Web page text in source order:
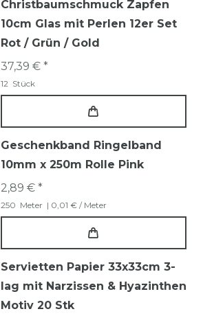
Christbaumschmuck Zapfen
10cm Glas mit Perlen 12er Set
Rot / Grün / Gold
37,39 € *
12 Stück
Geschenkband Ringelband
10mm x 250m Rolle Pink
2,89 € *
250 Meter | 0,01 € / Meter
Servietten Papier 33x33cm 3-
lag mit Narzissen & Hyazinthen
Motiv 20 Stk